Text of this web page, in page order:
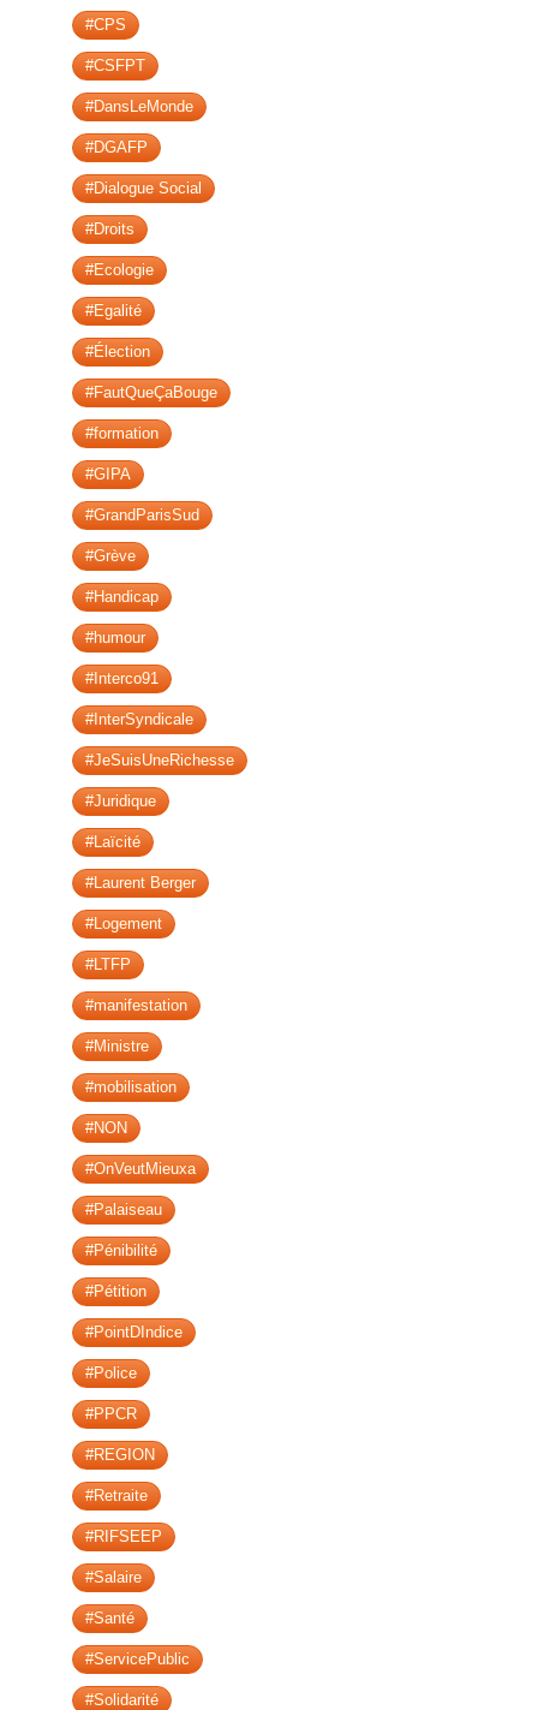
#CPS
#CSFPT
#DansLeMonde
#DGAFP
#Dialogue Social
#Droits
#Ecologie
#Egalité
#Élection
#FautQueÇaBouge
#formation
#GIPA
#GrandParisSud
#Grève
#Handicap
#humour
#Interco91
#InterSyndicale
#JeSuisUneRichesse
#Juridique
#Laïcité
#Laurent Berger
#Logement
#LTFP
#manifestation
#Ministre
#mobilisation
#NON
#OnVeutMieuxa
#Palaiseau
#Pénibilité
#Pétition
#PointDIndice
#Police
#PPCR
#REGION
#Retraite
#RIFSEEP
#Salaire
#Santé
#ServicePublic
#Solidarité